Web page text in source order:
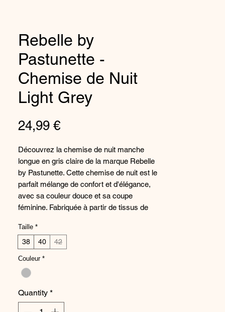
Rebelle by
Pastunette -
Chemise de Nuit
Light Grey
24,99 €Price
Découvrez la chemise de nuit manche
longue en gris claire de la marque Rebelle
by Pastunette. Cette chemise de nuit est le
parfait mélange de confort et d'élégance,
avec sa couleur douce et sa coupe
féminine. Fabriquée à partir de tissus de
procurera une sensation de douceur et de
bien-être tout au long de la nuit. Que vous
votre alliée pour des nuits paisibles et
confortables. N'hésitez plus et offrez-vous
cette chemise de nuit divinement
Taille *
38 40 42
Couleur *
Quantity *